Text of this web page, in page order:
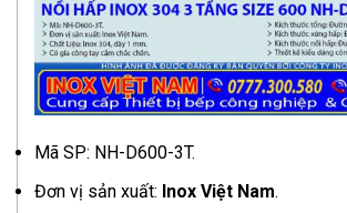
Mã SP: NH-D600-3T.
Đơn vị sản xuất: Inox Việt Nam.